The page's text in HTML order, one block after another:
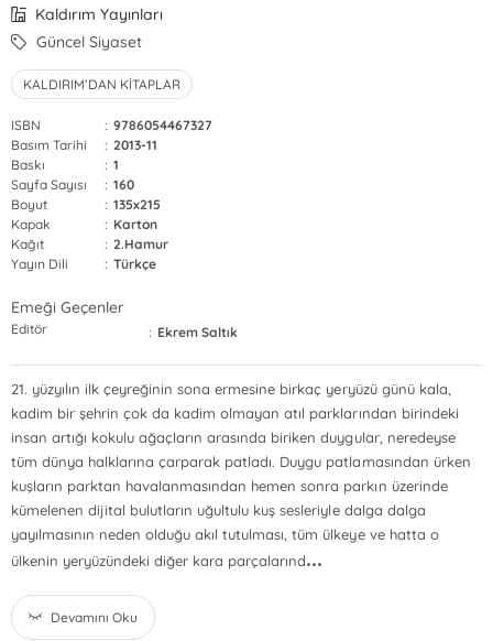
Kaldırım Yayınları
Güncel Siyaset
KALDIRIM’DAN KİTAPLAR
ISBN : 9786054467327
Basım Tarihi
: 2013-11
Baskı
: 1
Sayfa Sayısı
: 160
Boyut
: 135x215
Kapak
: Karton
Kağıt
: 2.Hamur
Yayın Dili
: Türkçe
Emeği Geçenler
Editör : Ekrem Saltık
21. yüzyılın ilk çeyreğinin sona ermesine birkaç yeryüzü günü kala,
kadim bir şehrin çok da kadim olmayan atıl parklarından birindeki
insan artığı kokulu ağaçların arasında biriken duygular, neredeyse
tüm dünya halklarına çarparak patladı. Duygu patlamasından ürken
kuşların parktan havalanmasından hemen sonra parkın üzerinde
kümelenen dijital bulutların uğultulu kuş sesleriyle dalga dalga
yayılmasının neden olduğu akıl tutulması, tüm ülkeye ve hatta o
ülkenin yeryüzündeki diğer kara parçalarınd...
Devamını Oku